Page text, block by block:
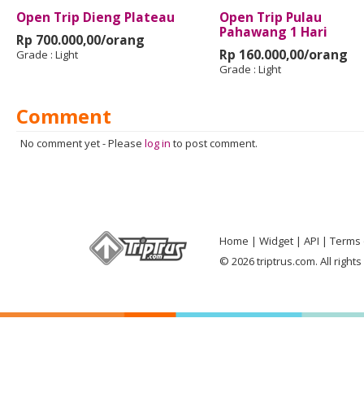
Open Trip Dieng Plateau
Rp 700.000,00/orang
Grade : Light
Open Trip Pulau
Pahawang 1 Hari
Rp 160.000,00/orang
Grade : Light
Comment
No comment yet-Please log in to post comment.
Home Widget API
Terms
© 2026 triptrus.com. All